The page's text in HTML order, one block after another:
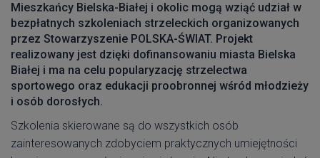
Mieszkańcy Bielska-Białej i okolic mogą wziąć udział w
bezpłatnych szkoleniach strzeleckich organizowanych
przez Stowarzyszenie POLSKA-ŚWIAT. Projekt
realizowany jest dzięki dofinansowaniu miasta Bielska
Białej i ma na celu popularyzację strzelectwa
sportowego oraz edukacji proobronnej wśród młodzieży
i osób dorosłych.
Szkolenia skierowane są do wszystkich osób
zainteresowanych zdobyciem praktycznych umiejętności